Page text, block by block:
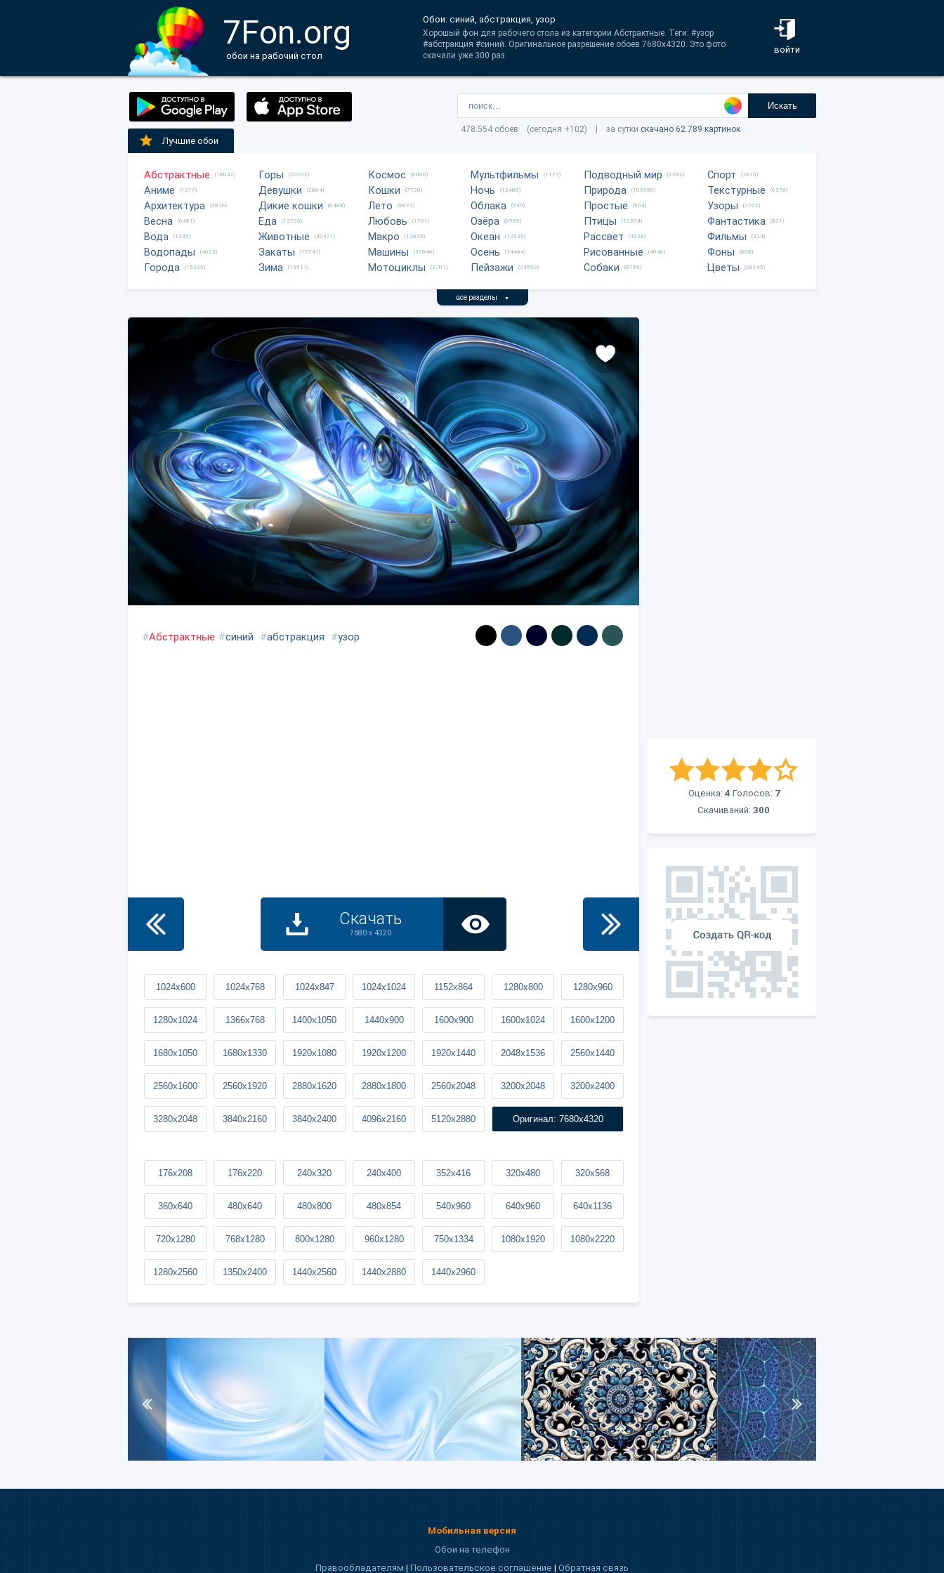
7Fon.org
обои на рабочий стол
войти
Обои: синий, абстракция, узор
Хорошый фон для рабочего стола из категории Абстрактные. Теги: #узор
#абстракция #синий. Оригинальное разрешение обоев 7680x4320. Это фото
скачали уже 300 раз.
Искать
478.554 обоев (сегодня +102) | за сутки скачано 62.789 картинок
Лучшие обои
Абстрактные (18042)
Аниме (1217)
Архитектура (2816)
Весна (6481)
Вода (1335)
Водопады (4623)
Города (15295)
Горы (20702)
Девушки (2684)
Дикие кошки (6488)
Еда (13705)
Животные (49471)
Закаты (17741)
Зима (13511)
Космос (6006)
Кошки (7730)
Лето (9673)
Любовь (1791)
Макро (12625)
Машины (37846)
Мотоциклы (3701)
Мультфильмы (1177)
Ночь (12408)
Облака (945)
Озёра (6989)
Океан (13539)
Осень (14464)
Пейзажи (24590)
Подводный мир (2282)
Природа (105950)
Простые (904)
Птицы (10204)
Рассвет (4538)
Рисованные (4046)
Собаки (8759)
Спорт (1815)
Текстурные (6378)
Узоры (3762)
Фантастика (821)
Фильмы (334)
Фоны (608)
Цветы (28145)
все разделы ▼
Оценка: 4 Голосов: 7
Скачиваний: 300
#Абстрактные #синий #абстракция #узор
Скачать
7680 x 4320
1024x600 1024x768 1024x847 1024x1024 1152x864 1280x800 1280x960
1280x1024 1366x768 1400x1050 1440x900 1600x900 1600x1024 1600x1200
1680x1050 1680x1330 1920x1080 1920x1200 1920x1440 2048x1536 2560x1440
2560x1600 2560x1920 2880x1620 2880x1800 2560x2048 3200x2048 3200x2400
3280x2048 3840x2160 3840x2400 4096x2160 5120x2880 Оригинал: 7680x4320
176x208 176x220 240x320 240x400 352x416 320x480 320x568
360x640 480x640 480x800 480x854 540x960 640x960 640x1136
720x1280 768x1280 800x1280 960x1280 750x1334 1080x1920 1080x2220
1280x2560 1350x2400 1440x2560 1440x2880 1440x2960
Мобильная версия
Обои на телефон
Правообладателям|Пользовательское соглашение|Обратная связь